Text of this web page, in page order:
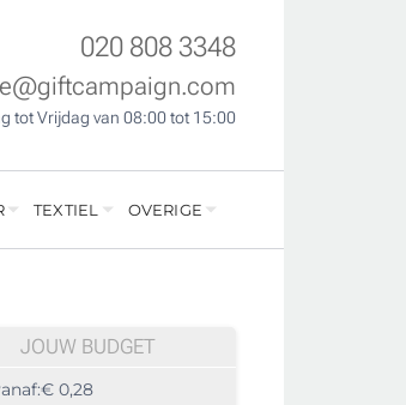
020 808 3348
tot Vrijdag van 08:00 tot 15:00
TEXTIEL OVERIGE
JOUW BUDGET
€ 0,28